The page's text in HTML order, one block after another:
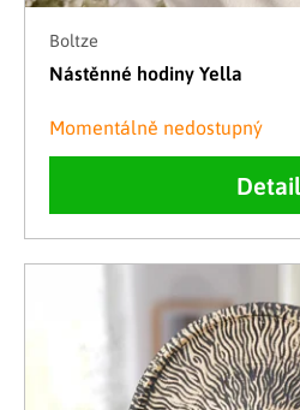
Boltze
Nástěnné hodiny Yella
Momentálně nedostupný
Detail